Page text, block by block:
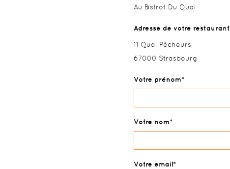
Au Bistrot Du Quai
Adresse de votre restaurant
11 Quai Pêcheurs
67000 Strasbourg
Votre prénom
Votre nom
Votre email